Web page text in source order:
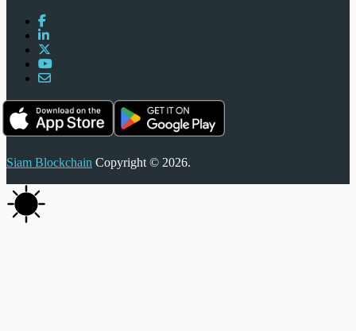
Siam Blockchain Copyright © 2026.